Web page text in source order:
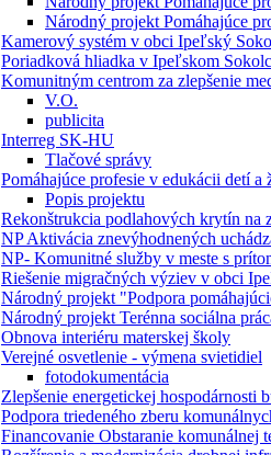
Národný projekt Pomáhajúce
Kamerový systém v obci Ipeľský
Poriadková hliadka v Ipeľskom
Komunitným centrom za zlepšenie
V.O.
publicita
Interreg SK-HU
Tlačové správy
Pomáhajúce profesie v edukácii detí a
Popis projektu
Rekonštrukcia podlahových krytín na
NP Aktivácia znevýhodnených
NP- Komunitné služby v meste s
Riešenie migračných výziev v obci
Národný projekt "Podpora
Národný projekt Terénna sociálna
Obnova interiéru materskej školy
Verejné osvetlenie - výmena svietidiel
fotodokumentácia
Zlepšenie energetickej
Podpora triedeného zberu
Financovanie Obstaranie